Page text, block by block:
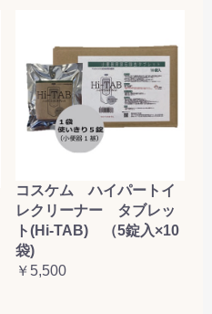
コスケム ハイパートイ
レクリーナー タブレッ
ト(Hi-TAB) （5錠入×10
袋)
￥5,500